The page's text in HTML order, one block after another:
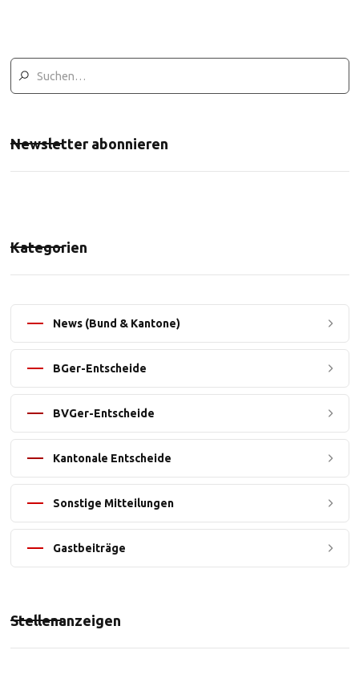
Newsletter abonnieren
Kategorien
News (Bund & Kantone)
BGer-Entscheide
BVGer-Entscheide
Kantonale Entscheide
Sonstige Mitteilungen
Gastbeiträge
Stellenanzeigen